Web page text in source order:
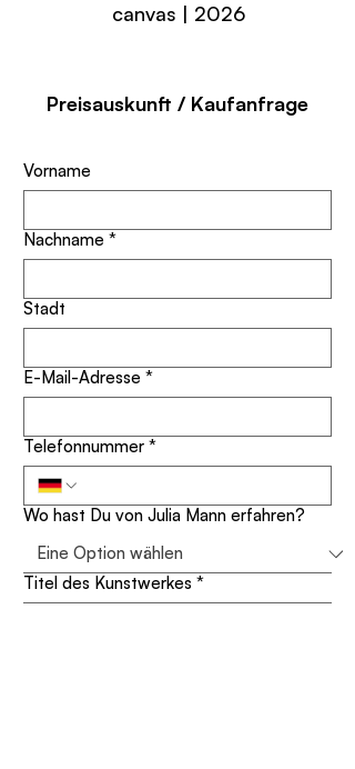
canvas | 2026
Preisauskunft / Kaufanfrage
Vorname
Nachname *
Stadt
E-Mail-Adresse *
Telefonnummer *
Wo hast Du von Julia Mann erfahren?
Titel des Kunstwerkes *